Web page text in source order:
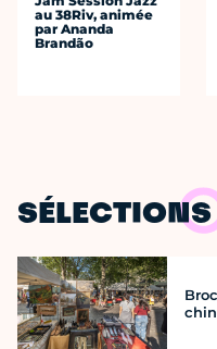
au 38Riv, animée
par Ananda
Brandão
SÉLECTIONS